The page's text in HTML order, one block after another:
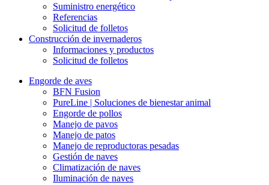
Suministro energético
Referencias
Solicitud de folletos
Construcción de invernaderos
Informaciones y productos
Solicitud de folletos
Engorde de aves
BFN Fusion
PureLine | Soluciones de bienestar animal
Engorde de pollos
Manejo de pavos
Manejo de patos
Manejo de reproductoras pesadas
Gestión de naves
Climatización de naves
Iluminación de naves